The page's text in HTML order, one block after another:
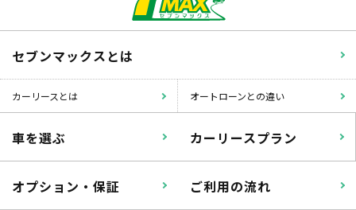
セブンマックスとは
カーリースとは オートローンとの違い
車を選ぶ カーリースプラン
オプション・保証 ご利用の流れ